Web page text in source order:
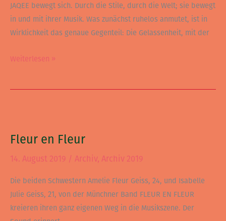
JAQEE bewegt sich. Durch die Stile, durch die Welt; sie bewegt
in und mit ihrer Musik. Was zunächst ruhelos anmutet, ist in
Wirklichkeit das genaue Gegenteil: Die Gelassenheit, mit der
Weiterlesen »
Fleur en Fleur
14. August 2019 / Archiv, Archiv 2019
Die beiden Schwestern Amelie Fleur Geiss, 24, und Isabelle
Julie Geiss, 21, von der Münchner Band FLEUR EN FLEUR
kreieren ihren ganz eigenen Weg in die Musikszene. Der
Fleur